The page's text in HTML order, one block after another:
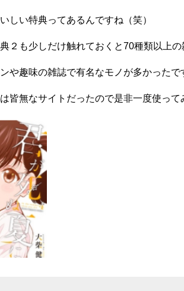
しい特典ってあるんですね（笑）
２も少しだけ触れておくと70種類以上の
や趣味の雑誌で有名なモノが多かったで
皆無なサイトだったので是非一度使って